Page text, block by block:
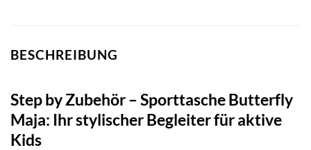
BESCHREIBUNG
Step by Zubehör – Sporttasche Butterfly
Maja: Ihr stylischer Begleiter für aktive
Kids